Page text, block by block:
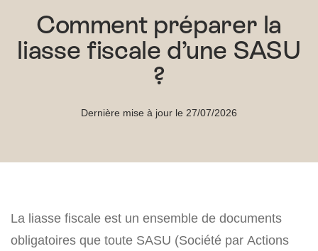
Comment préparer la
liasse fiscale d’une SASU
?
Dernière mise à jour le 27/07/2026
La liasse fiscale est un ensemble de documents
obligatoires que toute SASU (Société par Actions